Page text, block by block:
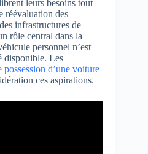
leurs besoins tout
réévaluation des
infrastructures de
rôle central dans la
personnel n’est
disponible. Les
possession d’une voiture
ces aspirations.